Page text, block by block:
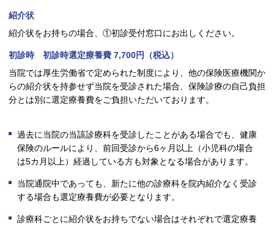
紹介状
紹介状をお持ちの場合、①初診受付窓口にお出しください。
初診時 初診時選定療養費 7,700円（税込）
当院では厚生労働省で定められた制度により、他の保険医療機関か
らの紹介状を持参せず当院を受診された場合、保険診療の自己負担
分とは別に選定療養費をご負担いただいております。
過去に当院の当該診療科を受診したことがある場合でも、健康
保険のルールにより、前回受診から6ヶ月以上（小児科の場合
は5カ月以上）経過している方も対象となる場合があります。
当院通院中であっても、新たに他の診療科を院内紹介なく受診
する場合も選定療養費が必要となります。
診療科ごとに紹介状をお持ちでない場合はそれぞれで選定療養